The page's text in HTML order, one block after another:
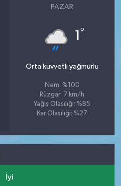
PAZAR
1 °
Orta kuvvetli yağmurlu
Nem: %100
Rüzgar: 7 km/h
Yağış Olasılığı: %85
Kar Olasılığı: %27
İyi